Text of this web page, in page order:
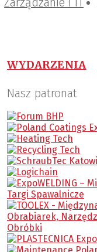
WYDARZENIA
Nasz patronat